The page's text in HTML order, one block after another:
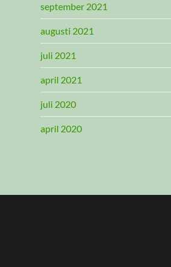
september 2021
augusti 2021
juli 2021
april 2021
juli 2020
april 2020